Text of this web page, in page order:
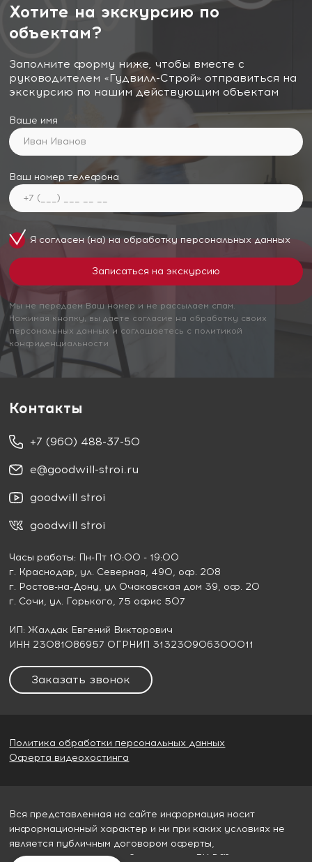
Хотите на экскурсию по
объектам?
Заполните форму ниже, чтобы вместе с
руководителем «Гудвилл-Строй» отправиться на
экскурсию по нашим действующим объектам
Ваше имя
Ваш номер телефона
Я согласен (на) на обработкуперсональных данных
Мы не передаем Ваш номер и не рассылаем спам.
Нажимая кнопку, вы даете согласие на обработку своих
персональных данных и соглашаетесь с политикой
конфиденциальности
Контакты
+7 (960) 488-37-50
e@goodwill-stroi.ru
goodwill stroi
goodwill stroi
Часы работы: Пн-Пт 10:00 - 19:00
г. Краснодар, ул. Северная, 490, оф. 208
г. Ростов-на-Дону, ул Очаковская дом 39, оф. 20
г. Сочи, ул. Горького, 75 офис 507
ИП: Жалдак Евгений Викторович
ИНН 23081086957 ОГРНИП 313230906300011
Заказать звонок
Политика обработки персональных данных
Оферта видеохостинга
Вся представленная на сайте информация носит
информационный характер и ни при каких условиях не
является публичным договором оферты,
определяемым пунктом 2 статьи 437 ГК РФ